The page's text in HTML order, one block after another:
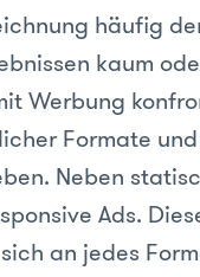
häufig
kaum
Werbung
Formate und
Neben
Ads.
an jedes